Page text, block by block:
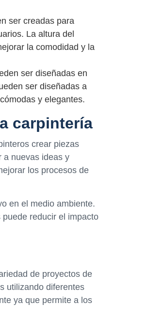
ser creadas para
La altura del
la comodidad y la
ser diseñadas en
ser diseñadas a
y elegantes.
carpintería
crear piezas
a nuevas ideas y
los procesos de
en el medio ambiente.
reducir el impacto
de proyectos de
utilizando diferentes
ya que permite a los